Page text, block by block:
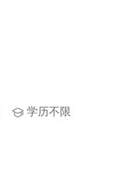
学历不限